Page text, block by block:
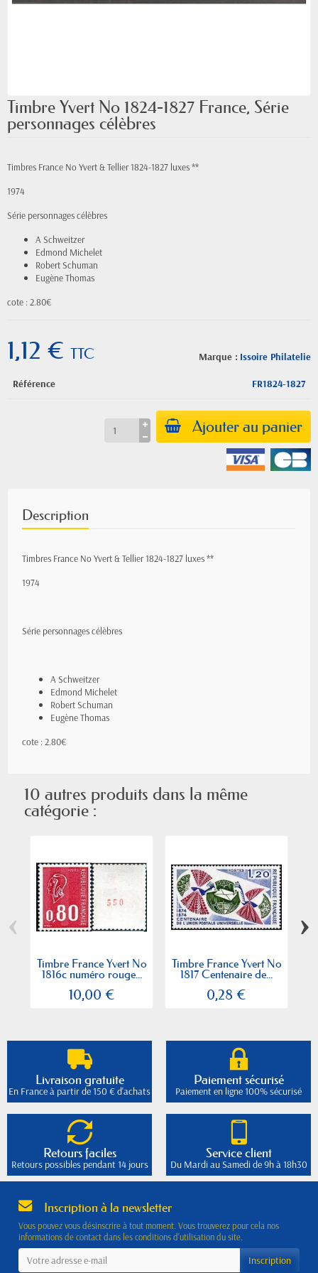
Timbre Yvert No 1824-1827 France, Série
personnages célèbres
Timbres France No Yvert & Tellier 1824-1827 luxes **
1974
Série personnages célèbres
A Schweitzer
Edmond Michelet
Robert Schuman
Eugène Thomas
cote : 2.80€
Marque : Issoire Philatelie
1,12 € TTC
Référence FR1824-1827
Ajouter au panier
Description
Timbres France No Yvert & Tellier 1824-1827 luxes **
1974
Série personnages célèbres
A Schweitzer
Edmond Michelet
Robert Schuman
Eugène Thomas
cote : 2.80€
10 autres produits dans la même
catégorie :
Timbre France Yvert No
1816c numéro rouge...
10,00 €
Timbre France Yvert No
1817 Centenaire de...
0,28 €
‹ ›
Livraison gratuite
En France à partir de 150 € d'achats
Paiement sécurisé
Paiement en ligne 100% sécurisé
Retours faciles
Retours possibles pendant 14 jours
Service client
Du Mardi au Samedi de 9h à 18h30
Inscription à la newsletter
Vous pouvez vous désinscrire à tout moment. Vous trouverez pour cela nos
informations de contact dans les conditions d'utilisation du site.